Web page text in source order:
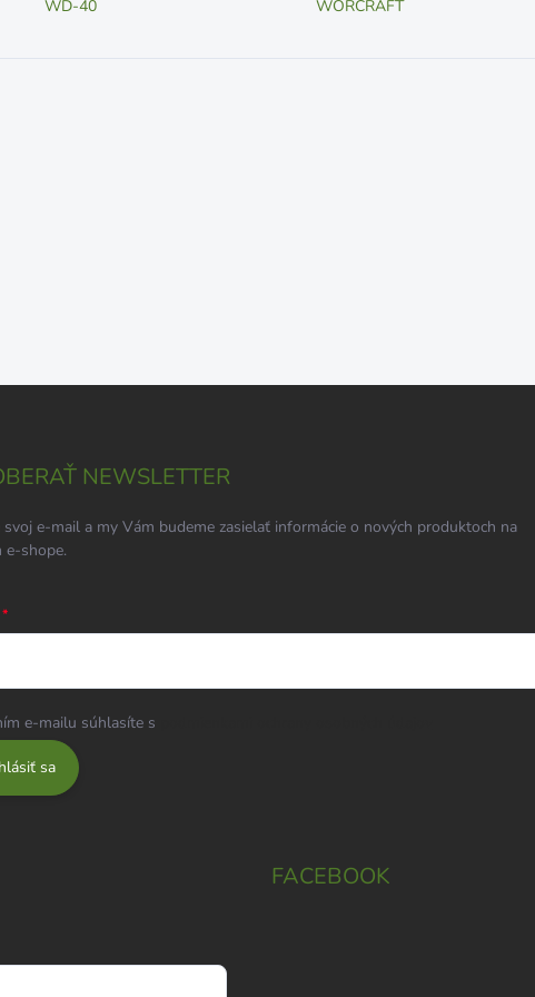
WD-40 WORCRAFT
NEWSLETTER
e-mail a my Vám budeme zasielať informácie o nových produktoch na
e-shope.
e-mailu súhlasíte s
sa
FACEBOOK